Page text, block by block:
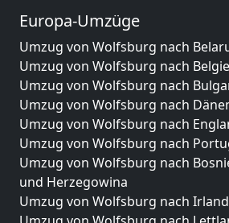
Europa-Umzüge
Umzug von Wolfsburg nach
Umzug von Wolfsburg nach
Umzug von Wolfsburg nach
Umzug von Wolfsburg nach
Umzug von Wolfsburg nach
Umzug von Wolfsburg nach
Umzug von Wolfsburg nach
und Herzegowina
Umzug von Wolfsburg nach Irland